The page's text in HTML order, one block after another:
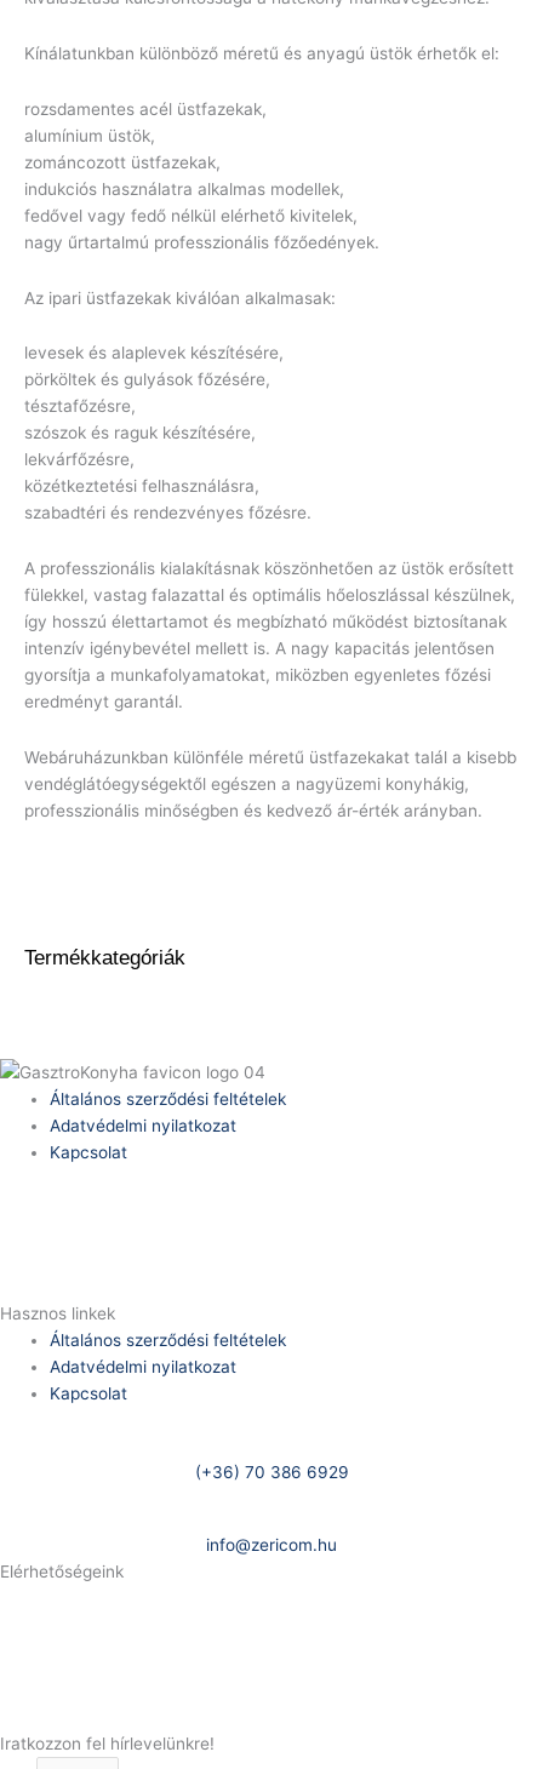
Termékkategóriák
Kínálatunkban különböző méretű és anyagú üstök érhetők el:
rozsdamentes acél üstfazekak,
alumínium üstök,
zománcozott üstfazekak,
indukciós használatra alkalmas modellek,
fedővel vagy fedő nélkül elérhető kivitelek,
nagy űrtartalmú professzionális főzőedények.
Az ipari üstfazekak kiválóan alkalmasak:
levesek és alaplevek készítésére,
pörköltek és gulyások főzésére,
tésztafőzésre,
szószok és raguk készítésére,
lekvárfőzésre,
közétkeztetési felhasználásra,
szabadtéri és rendezvényes főzésre.
A professzionális kialakításnak köszönhetően az üstök erősített
fülekkel, vastag falazattal és optimális hőeloszlással készülnek,
így hosszú élettartamot és megbízható működést biztosítanak
intenzív igénybevétel mellett is. A nagy kapacitás jelentősen
gyorsítja a munkafolyamatokat, miközben egyenletes főzési
eredményt garantál.
Webáruházunkban különféle méretű üstfazekakat talál a kisebb
vendéglátóegységektől egészen a nagyüzemi konyhákig,
professzionális minőségben és kedvező ár-érték arányban.
Általános szerződési feltételek
Adatvédelmi nyilatkozat
Kapcsolat
Hasznos linkek
Általános szerződési feltételek
Adatvédelmi nyilatkozat
Kapcsolat
(+36) 70 386 6929
info@zericom.hu
Elérhetőségeink
Iratkozzon fel hírlevelünkre!